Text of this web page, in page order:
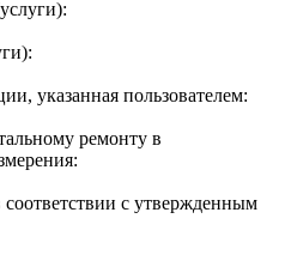
указанная пользователем:
ремонту в
с утвержденным